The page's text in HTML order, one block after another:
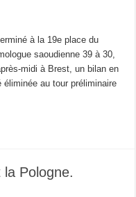
à la 19e place du
saoudienne 39 à 30,
midi à Brest, un bilan en
au tour préliminaire
la Pologne.